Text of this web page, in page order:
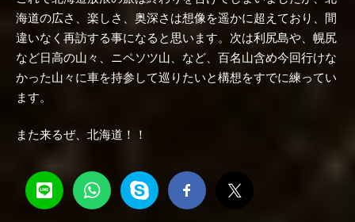
海道の広さ、楽しさ、奥深さは想像を遥かに超えており、間
違いなく再訪する事になると思います。次は利尻島や、幌尻
など日高の山々、ニペソツ山、など、百名山含め今回行けな
かった山々に車を持参して巡りたいと構想をすでに練ってい
ます。
また来るぜ、北海道！！